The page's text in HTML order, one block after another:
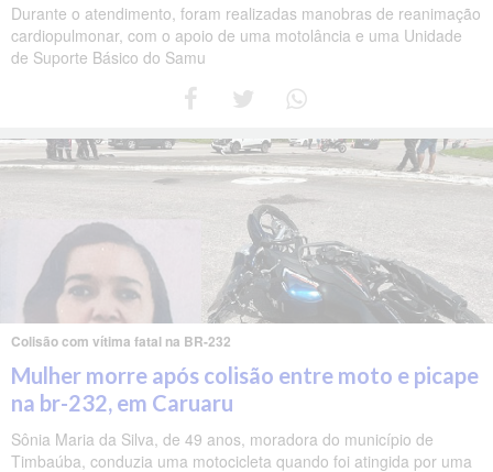
Durante o atendimento, foram realizadas manobras de reanimação
cardiopulmonar, com o apoio de uma motolância e uma Unidade
de Suporte Básico do Samu
Colisão com vítima fatal na BR-232
Mulher morre após colisão entre moto e picape
na br-232, em Caruaru
Sônia Maria da Silva, de 49 anos, moradora do município de
Timbaúba, conduzia uma motocicleta quando foi atingida por uma